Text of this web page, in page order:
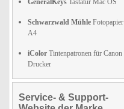
GeneralKeys Tastatur Mac OS
Schwarzwald Mühle Fotopapier
A4
iColor Tintenpatronen für Canon
Drucker
Service- & Support-